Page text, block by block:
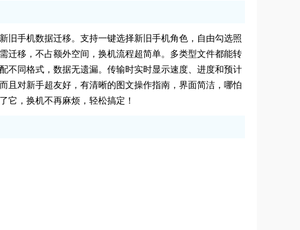
旧手机数据迁移。支持一键选择新旧手机角色，自由勾选照
迁移，不占额外空间，换机流程超简单。多类型文件都能转
不同格式，数据无遗漏。传输时实时显示速度、进度和预计
且对新手超友好，有清晰的图文操作指南，界面简洁，哪怕
它，换机不再麻烦，轻松搞定！